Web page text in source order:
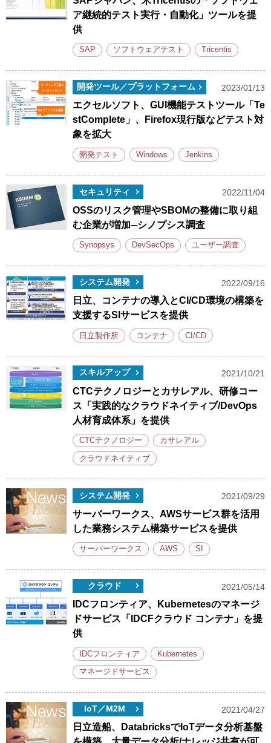
ア継続的テスト実行・自動化」ツールを提
供
SAP ソフトウェアテスト Tricentis
開発ツール／プラットフォーム 2023/01/13
エクセルソフト、GUI機能テストツール「Te
stComplete」、Firefox現行版などテスト対
象を拡大
開発テスト Windows Jenkins
セキュリティ 2022/11/04
OSSのリスク管理やSBOMの整備に取り組
む企業が増加─シノプシス調査
Synopsys DevSecOps ユーザー調査
システム開発 2022/09/16
日立、コンテナの導入とCI/CD環境の構築を
支援するSIサービスを提供
日立製作所 コンテナ CI/CD
スキルアップ 2021/10/21
CTCテクノロジーとカサレアル、研修コー
ス「実践的なクラウドネイティブ/DevOps
人材育成体系」を提供
CTCテクノロジー カサレアル
クラウドネイティブ
システム開発 2021/09/29
サーバーワークス、AWSサービス群を活用
した業務システム構築サービスを提供
サーバーワークス AWS SI
クラウド 2021/05/14
IDCフロンティア、Kubernetesのマネージ
ドサービス「IDCFクラウド コンテナ」を提
供
IDCフロンティア Kubernetes
マネージドサービス
IoT／M2M 2021/04/27
日立造船、DatabricksでIoTデータ分析基盤